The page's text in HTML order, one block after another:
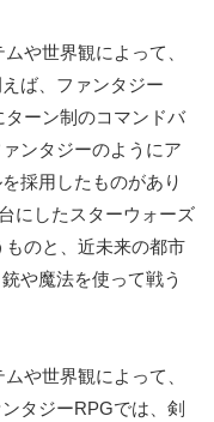
や世界観によって、
ば、ファンタジー
ーン制のコマンドバ
ンタジーのようにア
採用したものがあり
にしたスターウォーズ
のと、近未来の都市
や魔法を使って戦う
や世界観によって、
タジーRPGでは、剣